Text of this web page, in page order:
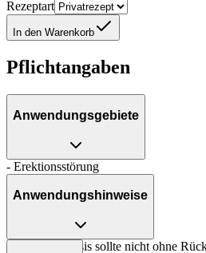
Rezeptart
In den Warenkorb
Pflichtangaben
Anwendungsgebiete
- Erektionsstörung
Anwendungshinweise
Die Gesamtdosis sollte nicht ohne